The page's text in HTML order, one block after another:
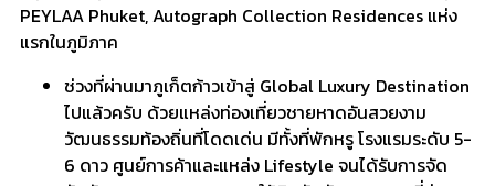
PEYLAA Phuket, Autograph Collection Residences แห่ง
แรกในภูมิภาค
ช่วงที่ผ่านมาภูเก็ตก้าวเข้าสู่ Global Luxury Destination
ไปแล้วครับ ด้วยแหล่งท่องเที่ยวชายหาดอันสวยงาม
วัฒนธรรมท้องถิ่นที่โดดเด่น มีทั้งที่พักหรู โรงแรมระดับ 5-
6 ดาว ศูนย์การค้าและแหล่ง Lifestyle จนได้รับการจัด